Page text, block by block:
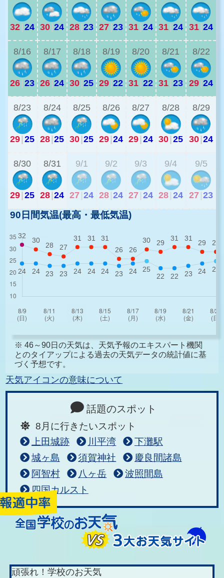
32|24 30|24 28|23 27|23 31|24 31|24 31|24
8/16
26|23
8/17
26|24
8/18
30|25
8/19
29|22
8/20
31|22
8/21
31|23
8/22
29|24
8/23
29|25
8/24
28|25
8/25
30|25
8/26
29|24
8/27
29|24
8/28
30|25
8/29
30|24
8/30
29|25
8/31
28|24
9/1
27 24
9/2
28 24
9/3
27 24
9/4
28 24
9/5
27 23
90日間気温(最高・最低気温)
※ 46～90日の天気は、天気予報のエキスパート機関
とのタイアップによる過去の天気データの統計値に基
づく予想です。
天気アイコンの意味について
話題のスポット
8月に行きたいスポット
上田城跡
川平湾
下灘駅
城ヶ島
須賀神社
慶良間諸島
阿智村
八ヶ岳
波照間島
四国カルスト
頑張れ！学校のお天気